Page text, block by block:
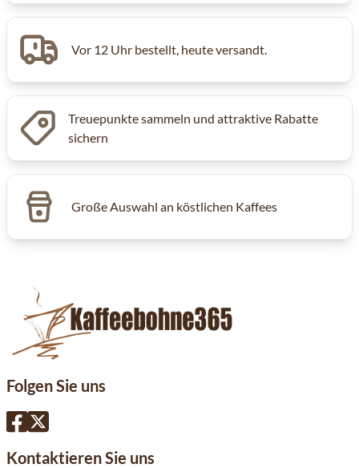
Vor 12 Uhr bestellt, heute versandt.
Treuepunkte sammeln und attraktive Rabatte
sichern
Große Auswahl an köstlichen Kaffees
Folgen Sie uns
Kontaktieren Sie uns